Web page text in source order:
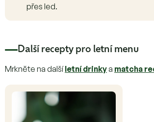
přes led.
Další recepty pro letní menu
Mrkněte na dalšíletní drinkya matcha